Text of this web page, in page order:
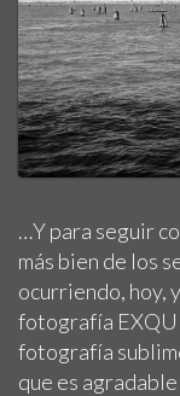
…Y para seguir
más bien de los
ocurriendo, hoy,
fotografía
fotografía
que es